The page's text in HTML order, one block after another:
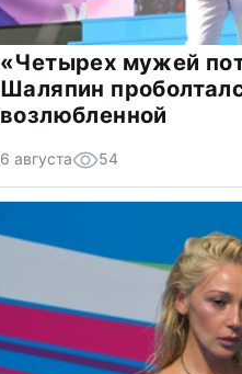
«Четырех мужей
Шаляпин
возлюбленной
6 августа 54